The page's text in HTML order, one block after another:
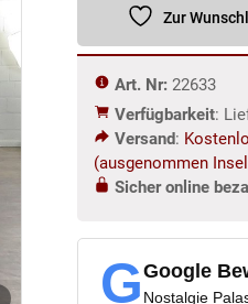
Mahagoni
2,50
Menge
Zur
Art. Nr:22633
Verfügbarkeit:
Versand:
(ausgenommen
Sicher online
GGoogle
Nostalgie